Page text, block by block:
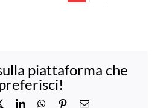
piattaforma che
LinkedInWhatsApp
PinterestEmail